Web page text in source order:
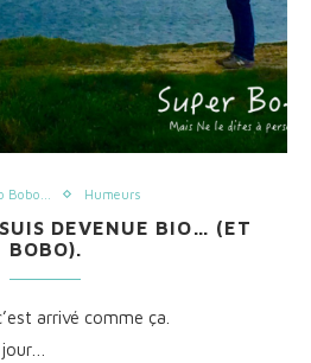
Bobo... Humeurs
DEVENUE BIO… (ET
BOBO).
arrivé comme ça.